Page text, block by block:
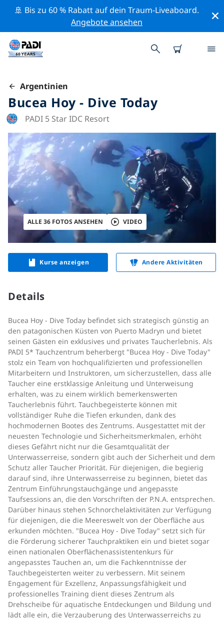
🚢 Bis zu 60 % Rabatt auf dein Traum-Liveaboard.
Angebote ansehen
Argentinien
Bucea Hoy - Dive Today
PADI 5 Star IDC Resort
ALLE 36 FOTOS ANSEHEN VIDEO
Kurse anzeigen Andere Aktivitäten
Details
Bucea Hoy - Dive Today befindet sich strategisch günstig an
den patagonischen Küsten von Puerto Madryn und bietet
seinen Gästen ein exklusives und privates Taucherlebnis. Als
PADI 5* Tauchzentrum beherbergt "Bucea Hoy - Dive Today"
stolz ein Team von hochqualifizierten und professionellen
Mitarbeitern und Instruktoren, um sicherzustellen, dass alle
Taucher eine erstklassige Anleitung und Unterweisung
erhalten, was zu einem wirklich bemerkenswerten
Taucherlebnis führt. Tauchbegeisterte können mit
vollständiger Ruhe die Tiefen erkunden, dank des
hochmodernen Bootes des Zentrums. Ausgestattet mit der
neuesten Technologie und Sicherheitsmerkmalen, erhöht
dieses Gefährt nicht nur die Gesamtqualität der
Unterwasserreise, sondern gibt auch der Sicherheit und dem
Schutz aller Taucher Priorität. Für diejenigen, die begierig
darauf sind, ihre Unterwasserreise zu beginnen, bietet das
Zentrum Einführungstauchgänge und angepasste
Taufsessions an, die den Vorschriften der P.N.A. entsprechen.
Darüber hinaus stehen Schnorchelaktivitäten zur Verfügung
für diejenigen, die die Meereswelt von der Oberfläche aus
erkunden möchten. "Bucea Hoy - Dive Today" setzt sich für
die Förderung sicherer Tauchpraktiken ein und bietet sogar
einen nationalen Oberflächenassistentenkurs für
angepasstes Tauchen an, um die Fachkenntnisse der
Tauchbegeisterten weiter zu verbessern. Mit seinem
Engagement für Exzellenz, Anpassungsfähigkeit und
professionelles Training dient dieses Zentrum als
Drehscheibe für aquatische Entdeckungen und Bildung und
lädt alle ein, die Verzauberung des Unterwasserreichs zu